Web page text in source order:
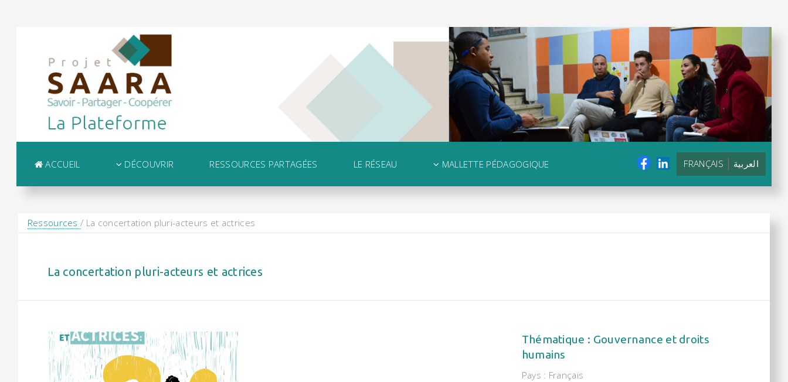
ACCUEIL DÉCOUVRIR RESSOURCES PARTAGÉES LE RÉSEAU MALLETTE PÉDAGOGIQUE FRANÇAIS العربية
Ressources/ La concertation pluri-acteurs et actrices
La concertation pluri-acteurs et actrices
Thématique : Gouvernance et droits
humains
Pays : Français